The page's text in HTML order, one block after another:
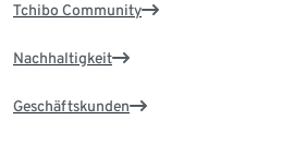
Tchibo Community
Nachhaltigkeit
Geschäftskunden